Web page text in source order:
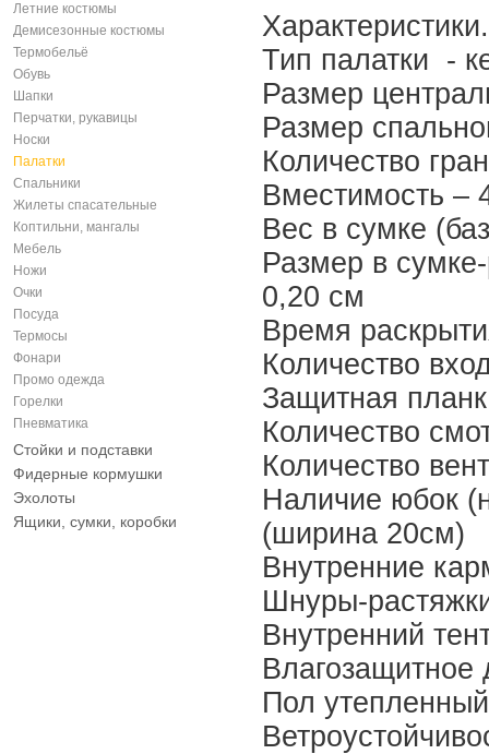
Летние костюмы
Демисезонные костюмы
Термобельё
Обувь
Шапки
Перчатки, рукавицы
Носки
Палатки
Спальники
Жилеты спасательные
Коптильни, мангалы
Мебель
Ножи
Очки
Посуда
Термосы
Фонари
Промо одежда
Горелки
Пневматика
Стойки и подставки
Фидерные кормушки
Эхолоты
Ящики, сумки, коробки
Характеристики.
Тип палатки -
Размер
Размер
Количество
Вместимость –
Вес в сумке
Размер в
0,20 см
Время
Количество
Защитная
Количество
Количество
Наличие юбок
(ширина 20см)
Внутренние
Шнуры-
Внутренний
Влагозащитное
Пол